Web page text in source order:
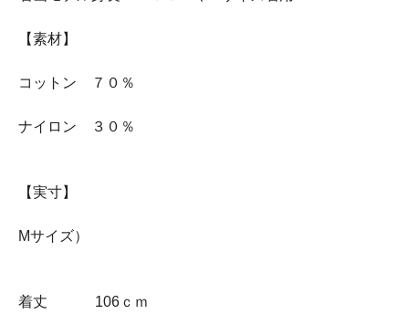
【素材】
コットン ７０％
ナイロン ３０％
【実寸】
Mサイズ）
着丈 106ｃｍ